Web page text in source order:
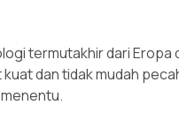
termutakhir dari
dan tidak mudah